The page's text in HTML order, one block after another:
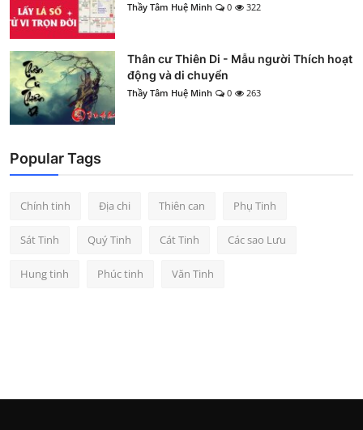
Thầy Tâm Huệ Minh 0 322
Thân cư Thiên Di - Mẫu người Thích hoạt
động và di chuyển
Thầy Tâm Huệ Minh 0 263
Popular Tags
Chính tinh Địa chi Thiên can Phụ Tinh
Sát Tinh Quý Tinh Cát Tinh Các sao Lưu
Hung tinh Phúc tinh Văn Tinh